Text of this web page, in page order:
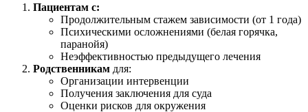
Пациентам с:
Продолжительным стажем зависимости (от 1 года)
Психическими осложнениями (белая горячка,
паранойя)
Неэффективностью предыдущего лечения
Родственникам для:
Организации интервенции
Получения заключения для суда
Оценки рисков для окружения